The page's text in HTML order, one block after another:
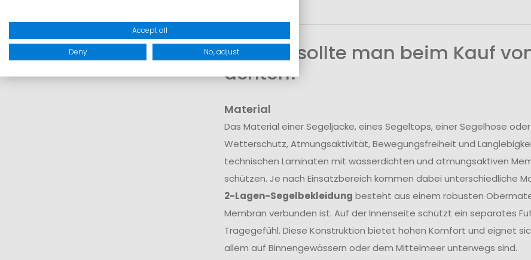
Worauf sollte man beim Kauf
achten?
Material
Das Material einer Segeljacke, eines Segeltops, einer Segelhose
Wetterschutz, Atmungsaktivität, Bewegungsfreiheit und
technischen Laminaten mit wasserdichten und atmungsaktiven
schützen. Je nach Einsatzbereich kommen dabei unterschiedliche
2-Lagen-Segelbekleidung besteht aus einem robusten
Membran verbunden ist. Auf der Innenseite schützt ein separates
Tragegefühl. Diese Konstruktion bietet hohen Komfort und eignet
allem auf Binnengewässern oder dem Mittelmeer unterwegs sind.
Accept all
Deny No, adjust